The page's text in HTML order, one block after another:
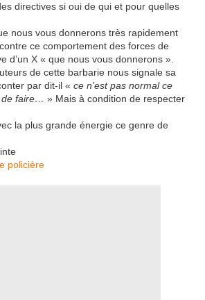
directives si oui de qui et pour quelles
nous vous donnerons très rapidement
ce comportement des forces de
d’un X « que nous vous donnerons ».
de cette barbarie nous signale sa
par dit-il « ce n’est pas normal ce
de faire… » Mais à condition de respecter
la plus grande énergie ce genre de
policière